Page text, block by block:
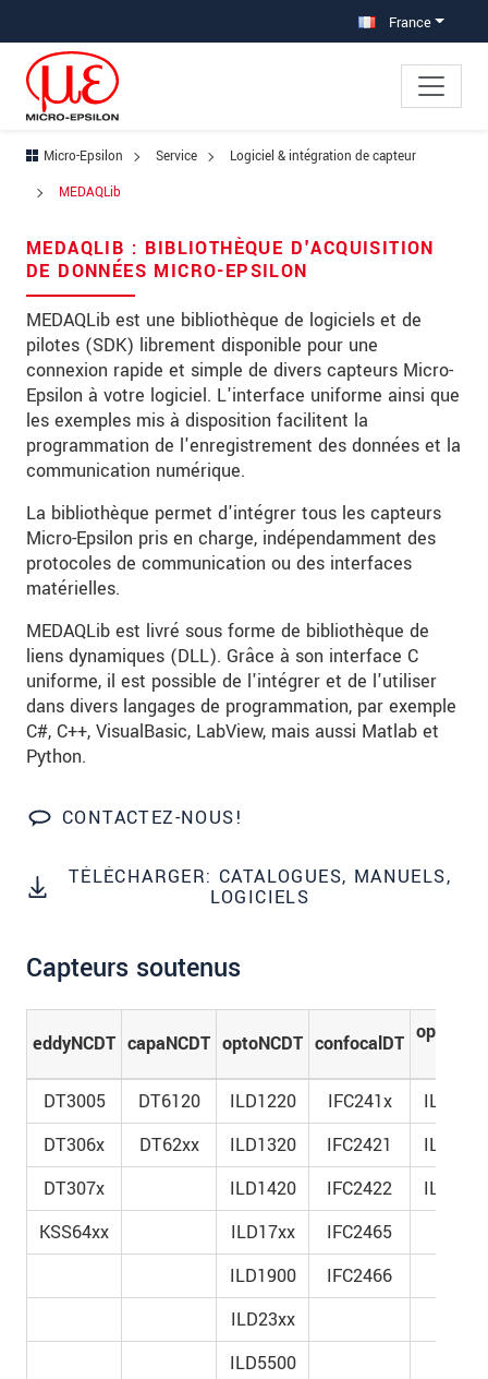
France
Micro-Epsilon Service
Logiciel & intégration de capteur
MEDAQLib
MEDAQLIB : BIBLIOTHÈQUE D'ACQUISITION
DE DONNÉES MICRO-EPSILON
MEDAQLib est une bibliothèque de logiciels et de
pilotes (SDK) librement disponible pour une
connexion rapide et simple de divers capteurs Micro-
Epsilon à votre logiciel. L'interface uniforme ainsi que
les exemples mis à disposition facilitent la
programmation de l'enregistrement des données et la
communication numérique.
La bibliothèque permet d'intégrer tous les capteurs
Micro-Epsilon pris en charge, indépendamment des
protocoles de communication ou des interfaces
matérielles.
MEDAQLib est livré sous forme de bibliothèque de
liens dynamiques (DLL). Grâce à son interface C
uniforme, il est possible de l'intégrer et de l'utiliser
dans divers langages de programmation, par exemple
C#, C++, VisualBasic, LabView, mais aussi Matlab et
Python.
CONTACTEZ-NOUS!
TÉLÉCHARGER: CATALOGUES, MANUELS,
LOGICIELS
Capteurs soutenus
eddyNCDT capaNCDT optoNCDT confocalDT
DT3005
DT6120 ILD1220 IFC241x
DT306x
DT62xx ILD1320 IFC2421
DT307x
ILD1420 IFC2422
KSS64xx
ILD17xx
IFC2465
ILD1900
IFC2466
ILD23xx
ILD5500
Titre*
Prénom *
Nom*
Société *
Rue
Code postal
Ville*
Pays*
Téléphone
Email*
Message *
de produits par e-mail.
Nous traitons vos données de manière
confidentielle. Veuillez lire notre
protection des données.
ENVOYER MESSAGE